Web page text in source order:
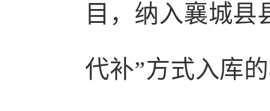
目，纳入襄城县
代补”方式入库